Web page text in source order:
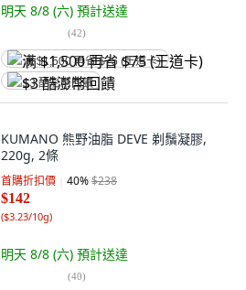
明天 8/8 (六) 預計送達
(42)
满 $1,500 再省 $75 (王道卡)
$3 酷澎幣回饋
KUMANO 熊野油脂 DEVE 剃鬚凝膠,
220g, 2條
首購折扣價 40%$238
$142
($3.23/10g)
明天 8/8 (六) 預計送達
(40)